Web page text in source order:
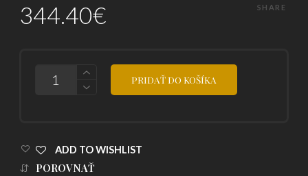
SHARE
344.40€
PRIDAŤ DO KOŠÍKA
ADD TO WISHLIST
POROVNAŤ